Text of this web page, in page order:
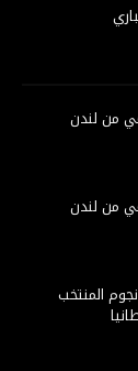
المنتخب